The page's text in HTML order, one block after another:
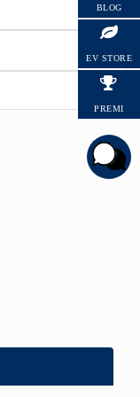
BLOG
HYUNDAI
EV STORE
PREMI